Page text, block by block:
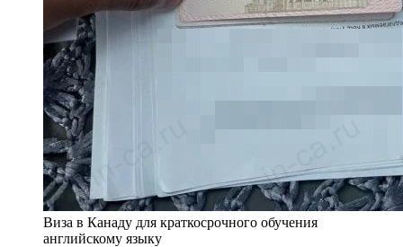
Виза в Канаду для краткосрочного обучения
английскому языку